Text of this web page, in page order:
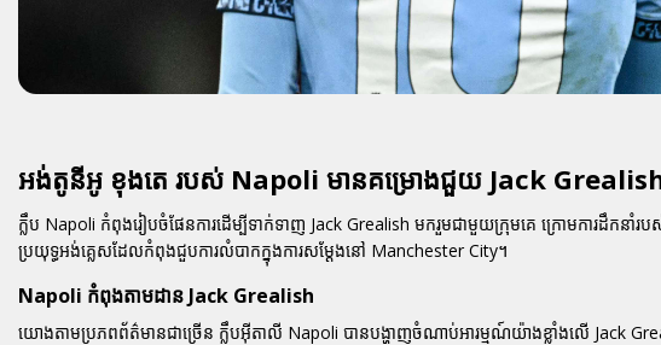
អង់តូនីអូ ខុងតេ របស់ Napoli មានគម្រោងជួយ Jack
ក្លឹប Napoli កំពុងរៀបចំផែនការដើម្បីទាក់ទាញ Jack Grealish មករួមជាមួយក្រុមគេ ក្រោមការដឹកនាំរប
ប្រយុទ្ធអង់គ្លេសដែលកំពុងជួបការលំបាកក្នុងការសម្ដែងនៅ Manchester City។
Napoli កំពុងតាមដាន Jack Grealish
យោងតាមប្រភពព័ត៌មានជាច្រើន ក្លឹបអ៊ីតាលី Napoli បានបង្ហាញចំណាប់អារម្មណ៍យ៉ាងខ្លាំងលើ Jack